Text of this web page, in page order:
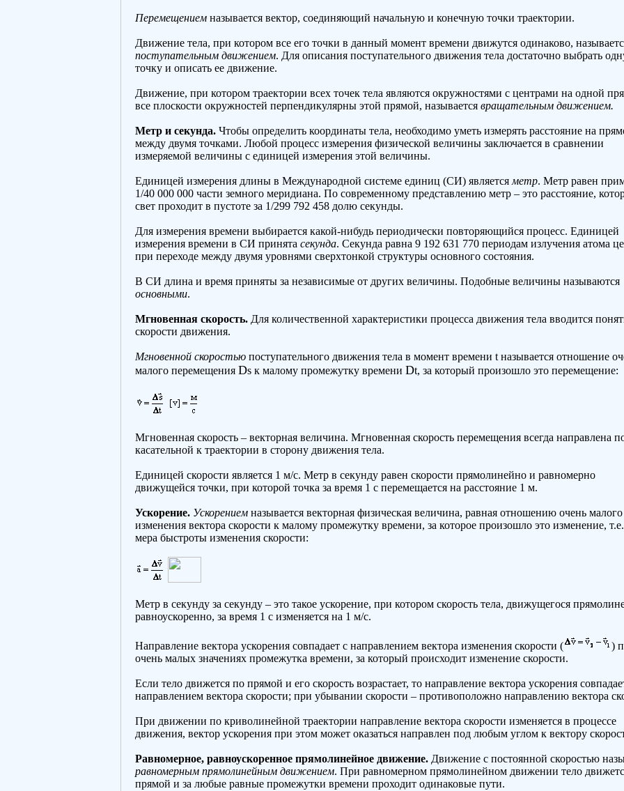
Перемещением называется вектор, соединяющий начальную и конечную точки траектории.
Движение тела, при котором все его точки в данный момент времени движутся одинаково,
поступательным движением. Для описания поступательного движения тела достаточно выбрать
точку и описать ее движение.
Движение, при котором траектории всех точек тела являются окружностями с центрами на одной
все плоскости окружностей перпендикулярны этой прямой, называется вращательным движением.
Метр и секунда. Чтобы определить координаты тела, необходимо уметь измерять расстояние на
между двумя точками. Любой процесс измерения физической величины заключается в сравнении
измеряемой величины с единицей измерения этой величины.
Единицей измерения длины в Международной системе единиц (СИ) является метр. Метр равен
1/40 000 000 части земного меридиана. По современному представлению метр – это расстояние,
свет проходит в пустоте за 1/299 792 458 долю секунды.
Для измерения времени выбирается какой-нибудь периодически повторяющийся процесс. Единицей
измерения времени в СИ принята секунда. Секунда равна 9 192 631 770 периодам излучения атома
при переходе между двумя уровнями сверхтонкой структуры основного состояния.
В СИ длина и время приняты за независимые от других величины. Подобные величины называются
основными.
Мгновенная скорость. Для количественной характеристики процесса движения тела вводится
скорости движения.
Мгновенной скоростью поступательного движения тела в момент времени t называется отношение
малого перемещения Ds к малому промежутку времени Dt, за который произошло это перемещение:
Мгновенная скорость – векторная величина. Мгновенная скорость перемещения всегда направлена
касательной к траектории в сторону движения тела.
Единицей скорости является 1 м/с. Метр в секунду равен скорости прямолинейно и равномерно
движущейся точки, при которой точка за время 1 с перемещается на расстояние 1 м.
Ускорение. Ускорением называется векторная физическая величина, равная отношению очень малого
изменения вектора скорости к малому промежутку времени, за которое произошло это изменение,
мера быстроты изменения скорости:
Метр в секунду за секунду – это такое ускорение, при котором скорость тела, движущегося
равноускоренно, за время 1 с изменяется на 1 м/с.
Направление вектора ускорения совпадает с направлением вектора изменения скорости (
)
очень малых значениях промежутка времени, за который происходит изменение скорости.
Если тело движется по прямой и его скорость возрастает, то направление вектора ускорения
направлением вектора скорости; при убывании скорости – противоположно направлению вектора
При движении по криволинейной траектории направление вектора скорости изменяется в процессе
движения, вектор ускорения при этом может оказаться направлен под любым углом к вектору
Равномерное, равноускоренное прямолинейное движение. Движение с постоянной скоростью
равномерным прямолинейным движением. При равномерном прямолинейном движении тело
прямой и за любые равные промежутки времени проходит одинаковые пути.